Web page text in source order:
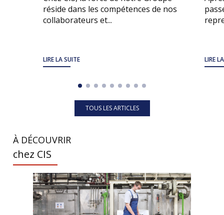
réside dans les compétences de nos
collaborateurs et...
LIRE LA SUITE LIRE
TOUS LES ARTICLES
À DÉCOUVRIR
chez CIS